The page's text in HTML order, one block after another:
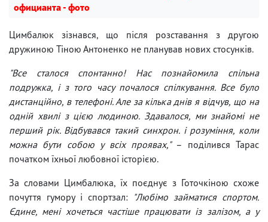
официанта - фото
Цимбалюк зізнався, що після розставання з другою
дружиною Тіною Антоненко не планував нових стосунків.
"Все сталося спонтанно! Нас познайомила спільна
подружка, і з того часу почалося спілкування. Все було
дистанційно, в телефоні. Але за кілька днів я відчув, що на
одній хвилі з цією людиною. Здавалося, ми знайомі не
перший рік. Відбувався такий синхрон. і розуміння, коли
можна бути собою у всіх проявах," – поділився Тарас
початком їхньої любовної історією.
За словами Цимбалюка, їх поєднує з Готочкіною схоже
почуття гумору і спортзал: "Любімо займатися спортом.
Єдине, мені хочеться частіше працювати із залізом, а у